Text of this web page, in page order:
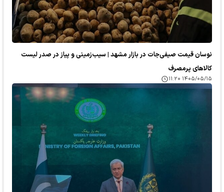
نوسان قیمت صیفی‌جات در بازار مشهد | سیب‌زمینی و پیاز در صدر لیست
کالا‌های پرمصرف
۱۴۰۵/۰۵/۱۵ ۱۱:۲۰